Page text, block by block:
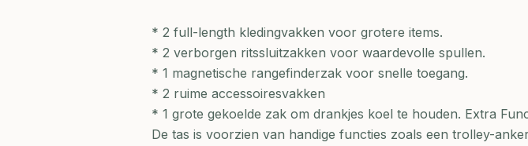
* 2 full-length kledingvakken voor grotere items.
* 2 verborgen ritssluitzakken voor waardevolle spullen.
* 1 magnetische rangefinderzak voor snelle toegang.
* 2 ruime accessoiresvakken
* 1 grote gekoelde zak om drankjes koel te houden. Extra
De tas is voorzien van handige functies zoals een trolley-